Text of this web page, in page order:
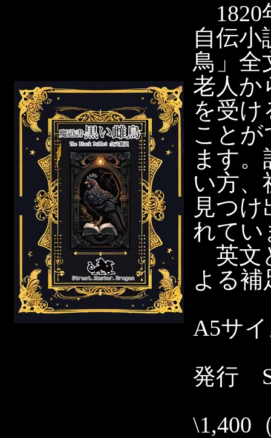
1820
自伝
鳥」全
老人か
を受
こと
ます
い方、
見つ
れてい
英文
よる
A5サ
発行
\1,400